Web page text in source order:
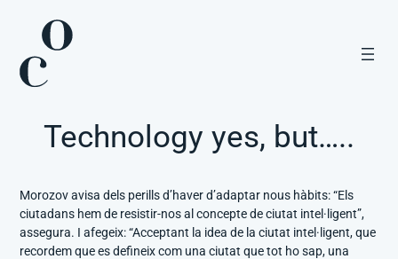
contingut
Technology yes, but…..
Morozov avisa dels perills d’haver d’adaptar nous hàbits: “Els
ciutadans hem de resistir-nos al concepte de ciutat intel·ligent”,
assegura. I afegeix: “Acceptant la idea de la ciutat intel·ligent, que
recordem que es defineix com una ciutat que tot ho sap, una